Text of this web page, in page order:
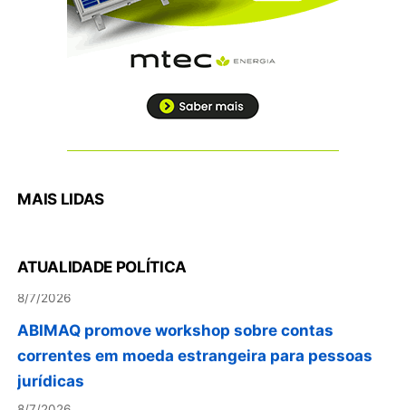
MAIS LIDAS
ATUALIDADE POLÍTICA
Bolsonaro anuncia apoio a Cristiane Britto
correntes em moeda estrangeira para pessoas
jurídicas
8/7/2026